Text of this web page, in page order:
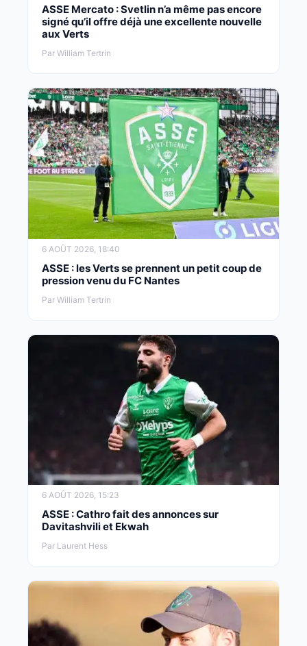
ASSE Mercato : Svetlin n’a même pas encore
signé qu’il offre déjà une excellente nouvelle
aux Verts
Par William Tertrin
6 AOÛT 2026, 18:40
ASSE : les Verts se prennent un petit coup de
pression venu du FC Nantes
Par William Tertrin
6 AOÛT 2026, 15:23
ASSE : Cathro fait des annonces sur
Davitashvili et Ekwah
Par Laurent Hess